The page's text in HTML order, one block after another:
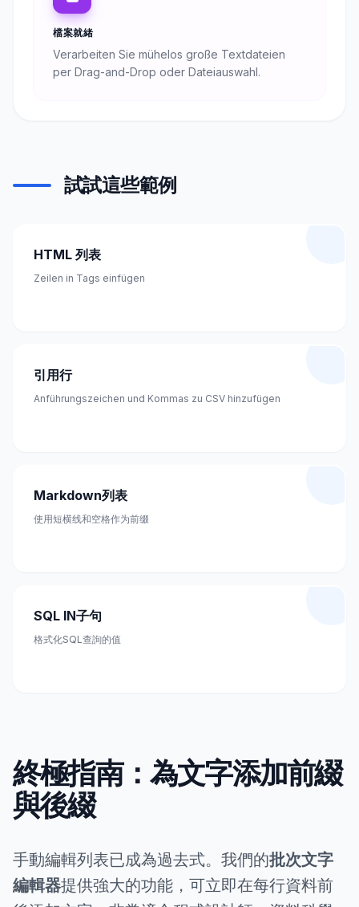
檔案就緒
Verarbeiten Sie mühelos große Textdateien
per Drag-and-Drop oder Dateiauswahl.
試試這些範例
HTML 列表
Zeilen in Tags einfügen
引用行
Anführungszeichen und Kommas zu CSV hinzufügen
Markdown列表
使用短横线和空格作为前缀
SQL IN子句
格式化SQL查詢的值
終極指南：為文字添加前綴
與後綴
手動編輯列表已成為過去式。我們的批次文字
編輯器提供強大的功能，可立即在每行資料前